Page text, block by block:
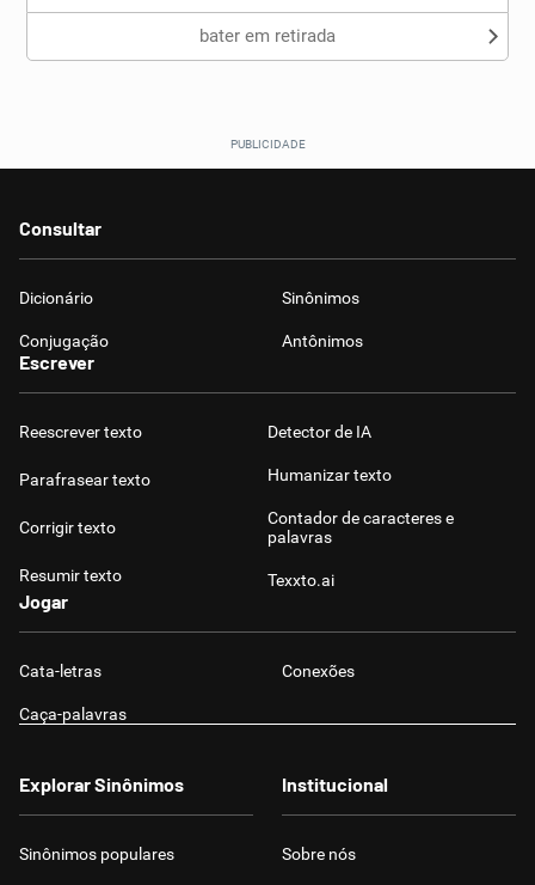
bater em retirada
Consultar
Dicionário Sinônimos
Conjugação Antônimos
Escrever
Reescrever texto
Parafrasear texto
Corrigir texto
Resumir texto
Detector de IA
Humanizar texto
Contador de caracteres e
palavras
Texxto.ai
Jogar
Cata-letras Conexões
Caça-palavras
Explorar Sinônimos
Sinônimos populares
Institucional
Sobre nós